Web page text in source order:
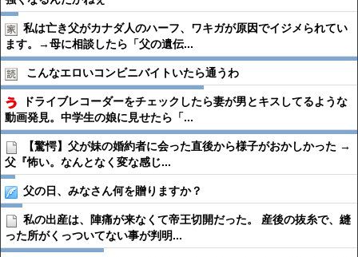
私は亡き父がカナダ人のハーフ、ワキガが原因でイジメられてい
ます。→母に相談したら「父の遺伝...
こんなエロいコンビニバイトいたら通うわ
ドライブレコーダーをチェックしたら妻が男とキスしてるような
動画発見。中学生の娘に見せたら「...
【驚愕】父が妹の婚約者に会った直後から様子がおかしかった →
父『怖い。なんとなく変な感じ...
父の日、みなさん何を贈りますか？
私の出産は、陣痛が来なくて帝王切開だった。 産後の抜糸で、縫
った所がくっついてない事が判明...